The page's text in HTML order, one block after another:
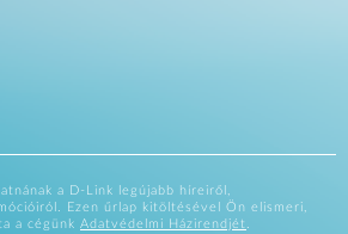
a D-Link legújabb híreiről,
Ezen űrlap kitöltésével Ön elismeri,
a cégünk Adatvédelmi Házirendjét